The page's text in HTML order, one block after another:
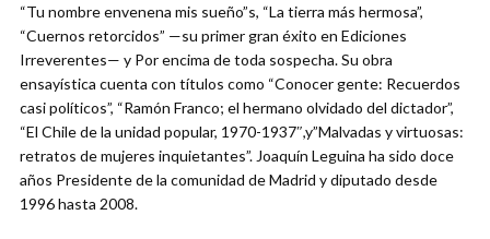
“Tu nombre envenena mis sueño”s, “La tierra más hermosa”,
“Cuernos retorcidos” —su primer gran éxito en Ediciones
Irreverentes— y Por encima de toda sospecha. Su obra
ensayística cuenta con títulos como “Conocer gente: Recuerdos
casi políticos”, “Ramón Franco; el hermano olvidado del dictador”,
“El Chile de la unidad popular, 1970-1937″,y”Malvadas y virtuosas:
retratos de mujeres inquietantes”. Joaquín Leguina ha sido doce
años Presidente de la comunidad de Madrid y diputado desde
1996 hasta 2008.